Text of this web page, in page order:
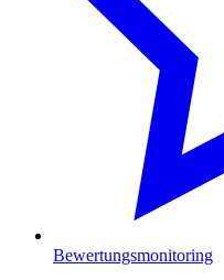
Bewertungsmonitoring